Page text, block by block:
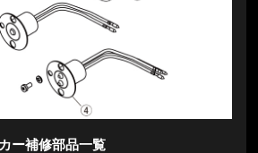
ー補修部品一覧